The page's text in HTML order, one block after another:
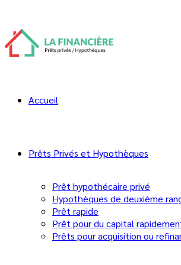
Accueil
Prêts Privés et Hypothèques
Prêt hypothécaire privé
Hypothèques de deuxième
Prêt rapide
Prêt pour du capital
Prêts pour acquisition ou
20 novembre 2024
Prêt alternatif au
Un refus bancaire ne signifie pas
Cette solution s’adresse notamment
dossier de crédit fragilisé ou à celles qui
Prêt alternatif au Québec :
Qu’est-ce qu’un prêt alternatif?
Prêteur alternatif, prêteur B et
Dans quelles situations un prêt